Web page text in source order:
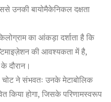
उनकी बायोमैकेनिकल दक्षता
का आंकड़ा दर्शाता है कि
की आवश्यकता में है,
दौरान।
चोट ने संभवतः उनके मेटाबोलिक
किया होगा, जिसके परिणामस्वरूप